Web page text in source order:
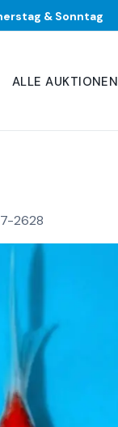
& Sonntag
ALLE AUKTIONEN
2628